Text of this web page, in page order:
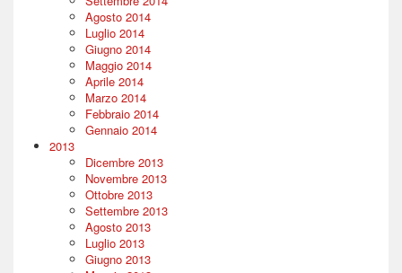
Agosto 2014
Luglio 2014
Giugno 2014
Maggio 2014
Aprile 2014
Marzo 2014
Febbraio 2014
Gennaio 2014
2013
Dicembre 2013
Novembre 2013
Ottobre 2013
Settembre 2013
Agosto 2013
Luglio 2013
Giugno 2013